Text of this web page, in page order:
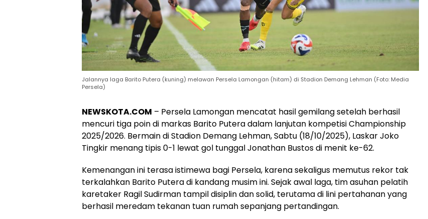
Jalannya laga Barito Putera (kuning) melawan Persela Lamongan (hitam) di Stadion Demang Lehman (Foto: Media
Persela)
NEWSKOTA.COM – Persela Lamongan mencatat hasil gemilang setelah berhasil
mencuri tiga poin di markas Barito Putera dalam lanjutan kompetisi Championship
2025/2026. Bermain di Stadion Demang Lehman, Sabtu (18/10/2025), Laskar Joko
Tingkir menang tipis 0-1 lewat gol tunggal Jonathan Bustos di menit ke-62.
Kemenangan ini terasa istimewa bagi Persela, karena sekaligus memutus rekor tak
terkalahkan Barito Putera di kandang musim ini. Sejak awal laga, tim asuhan pelatih
karetaker Ragil Sudirman tampil disiplin dan solid, terutama di lini pertahanan yang
berhasil meredam tekanan tuan rumah sepanjang pertandingan.